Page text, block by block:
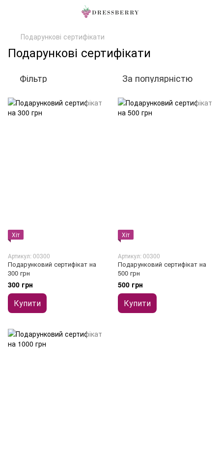
Подарункові сертифікати
Подарункові сертифікати
Фільтр За популярністю
Хіт
Артикул: 00300
Подарунковий сертифікат на
300 грн
300 грн
Купити
Хіт
Артикул: 00300
Подарунковий сертифікат на
500 грн
500 грн
Купити